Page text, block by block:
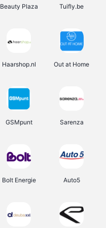
Beauty Plaza Tuifly.be
Haarshop.nl Out at Home
GSMpunt Sarenza
Bolt Energie Auto5